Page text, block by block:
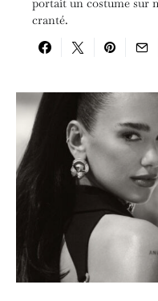
cranté.